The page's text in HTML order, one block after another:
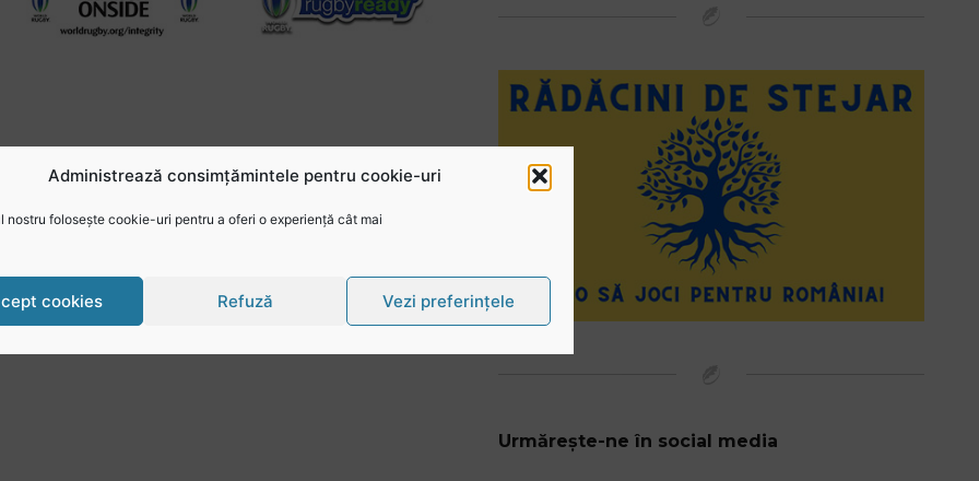
Administrează consimțămintele pentru cookie-uri
nostru folosește cookie-uri pentru a oferi o experiență cât mai
cookies Refuză Vezi preferințele
Urmărește-ne în social media